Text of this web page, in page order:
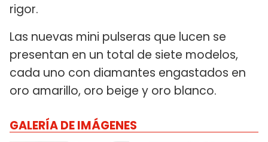
rigor.
Las nuevas mini pulseras que lucen se
presentan en un total de siete modelos,
cada uno con diamantes engastados en
oro amarillo, oro beige y oro blanco.
GALERÍA DE IMÁGENES